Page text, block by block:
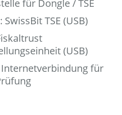
für Dongle / TSE
TSE (USB)
(USB)
für